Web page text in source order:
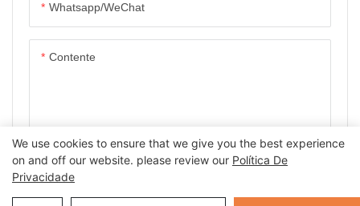
Whatsapp/WeChat
Contente
We use cookies to ensure that we give you the best experience
on and off our website. please review our Política De
Privacidade